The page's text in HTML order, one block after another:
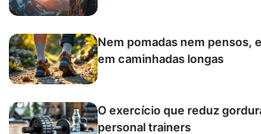
Nem pomadas nem pensos,
em caminhadas longas
O exercício que reduz
personal trainers